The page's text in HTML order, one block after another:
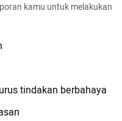
kamu untuk melakukan
tindakan berbahaya